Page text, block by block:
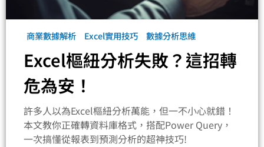
商業數據解析 Excel實用技巧 數據分析思維
Excel樞紐分析失敗？這招轉
危為安！
許多人以為Excel樞紐分析萬能，但一不小心就錯！
本文教你正確轉資料庫格式，搭配Power Query，
一次搞懂從報表到預測分析的超神技巧!